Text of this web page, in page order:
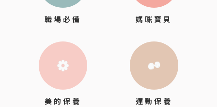
職場必備 媽咪寶貝
美的保養 運動保養